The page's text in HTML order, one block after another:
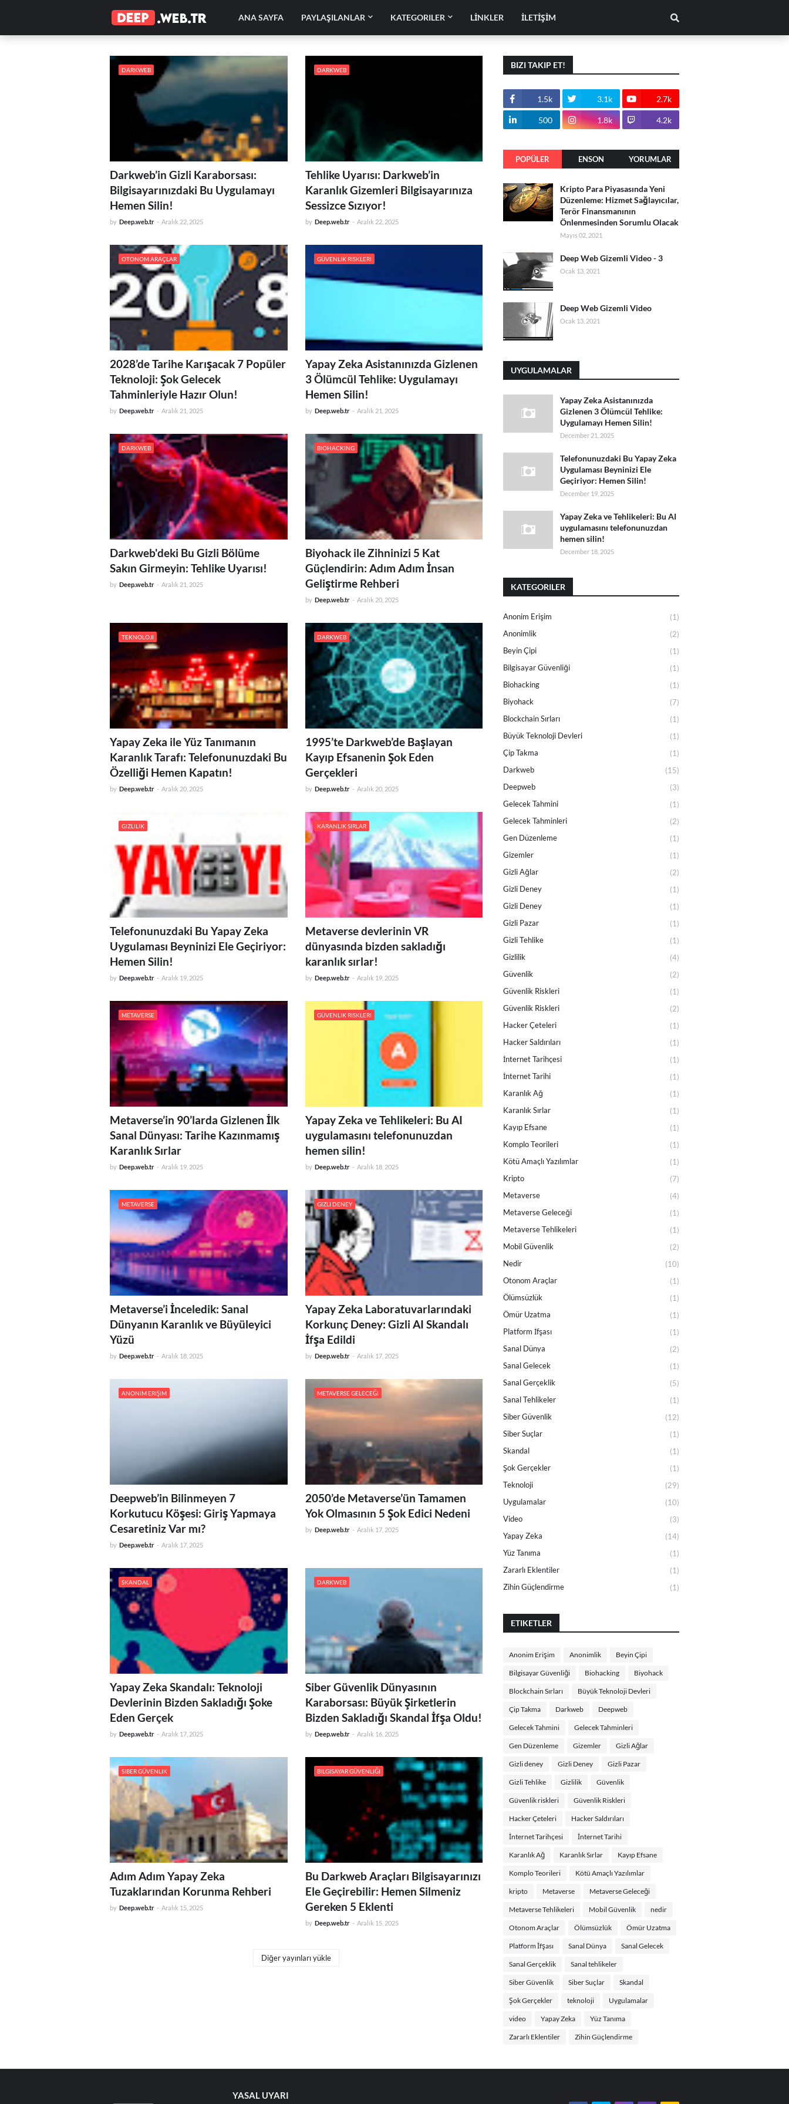
ANA SAYFA PAYLAŞILANLAR KATEGORILER LİNKLER İLETİŞİM
DARKWEB
Darkweb’in Gizli Karaborsası:
Bilgisayarınızdaki Bu Uygulamayı
Hemen Silin!
by Deep.web.tr - Aralık 22, 2025
DARKWEB
Tehlike Uyarısı: Darkweb’in
Karanlık Gizemleri Bilgisayarınıza
Sessizce Sızıyor!
by Deep.web.tr - Aralık 22, 2025
OTONOM ARAÇLAR
2028’de Tarihe Karışacak 7 Popüler
Teknoloji: Şok Gelecek
Tahminleriyle Hazır Olun!
by Deep.web.tr - Aralık 21, 2025
GÜVENLIK RISKLERI
Yapay Zeka Asistanınızda Gizlenen
3 Ölümcül Tehlike: Uygulamayı
Hemen Silin!
by Deep.web.tr - Aralık 21, 2025
DARKWEB
Darkweb'deki Bu Gizli Bölüme
Sakın Girmeyin: Tehlike Uyarısı!
by Deep.web.tr - Aralık 21, 2025
BIOHACKING
Biyohack ile Zihninizi 5 Kat
Güçlendirin: Adım Adım İnsan
Geliştirme Rehberi
by Deep.web.tr - Aralık 20, 2025
TEKNOLOJI
Yapay Zeka ile Yüz Tanımanın
Karanlık Tarafı: Telefonunuzdaki Bu
Özelliği Hemen Kapatın!
by Deep.web.tr - Aralık 20, 2025
DARKWEB
1995’te Darkweb’de Başlayan
Kayıp Efsanenin Şok Eden
Gerçekleri
by Deep.web.tr - Aralık 20, 2025
GIZLILIK
Telefonunuzdaki Bu Yapay Zeka
Uygulaması Beyninizi Ele Geçiriyor:
Hemen Silin!
by Deep.web.tr - Aralık 19, 2025
KARANLIK SIRLAR
Metaverse devlerinin VR
dünyasında bizden sakladığı
karanlık sırlar!
by Deep.web.tr - Aralık 19, 2025
METAVERSE
Metaverse’in 90’larda Gizlenen İlk
Sanal Dünyası: Tarihe Kazınmamış
Karanlık Sırlar
by Deep.web.tr - Aralık 19, 2025
GÜVENLIK RISKLERI
Yapay Zeka ve Tehlikeleri: Bu AI
uygulamasını telefonunuzdan
hemen silin!
by Deep.web.tr - Aralık 18, 2025
METAVERSE
Metaverse’i İnceledik: Sanal
Dünyanın Karanlık ve Büyüleyici
Yüzü
by Deep.web.tr - Aralık 18, 2025
GIZLI DENEY
Yapay Zeka Laboratuvarlarındaki
Korkunç Deney: Gizli AI Skandalı
İfşa Edildi
by Deep.web.tr - Aralık 17, 2025
ANONIM ERIŞIM
Deepweb’in Bilinmeyen 7
Korkutucu Köşesi: Giriş Yapmaya
Cesaretiniz Var mı?
by Deep.web.tr - Aralık 17, 2025
METAVERSE GELECEĞI
2050’de Metaverse’ün Tamamen
Yok Olmasının 5 Şok Edici Nedeni
by Deep.web.tr - Aralık 17, 2025
SKANDAL
Yapay Zeka Skandalı: Teknoloji
Devlerinin Bizden Sakladığı Şoke
Eden Gerçek
by Deep.web.tr - Aralık 17, 2025
DARKWEB
Siber Güvenlik Dünyasının
Karaborsası: Büyük Şirketlerin
Bizden Sakladığı Skandal İfşa Oldu!
by Deep.web.tr - Aralık 16, 2025
SIBER GÜVENLIK
Adım Adım Yapay Zeka
Tuzaklarından Korunma Rehberi
by Deep.web.tr - Aralık 15, 2025
BILGISAYAR GÜVENLIĞI
Bu Darkweb Araçları Bilgisayarınızı
Ele Geçirebilir: Hemen Silmeniz
Gereken 5 Eklenti
by Deep.web.tr - Aralık 15, 2025
Diğer yayınları yükle
BIZI TAKIP ET!
1.5k 3.1k 2.7k
500 1.8k 4.2k
POPÜLER ENSON
R
YORUMLAR
Kripto Para Piyasasında Yeni
Düzenleme: Hizmet Sağlayıcılar,
Terör Finansmanının
Önlenmesinden Sorumlu Olacak
Mayıs 02, 2021
Deep Web Gizemli Video - 3
Ocak 13, 2021
Deep Web Gizemli Video
Ocak 13, 2021
UYGULAMALAR
Yapay Zeka Asistanınızda
Gizlenen 3 Ölümcül Tehlike:
Uygulamayı Hemen Silin!
December 21, 2025
Telefonunuzdaki Bu Yapay Zeka
Uygulaması Beyninizi Ele
Geçiriyor: Hemen Silin!
December 19, 2025
Yapay Zeka ve Tehlikeleri: Bu AI
uygulamasını telefonunuzdan
hemen silin!
December 18, 2025
KATEGORILER
Anonim Erişim
(1)
Anonimlik
(2)
Beyin Çipi
(1)
Bilgisayar Güvenliği
(1)
Biohacking
(1)
Biyohack
(7)
Blockchain Sırları
(1)
Büyük Teknoloji Devleri
(1)
Çip Takma
(1)
Darkweb
(15)
Deepweb
(3)
Gelecek Tahmini
(1)
Gelecek Tahminleri
(2)
Gen Düzenleme
(1)
Gizemler
(1)
Gizli Ağlar
(2)
Gizli Deney
(1)
Gizli Deney
(1)
Gizli Pazar
(1)
Gizli Tehlike
(1)
Gizlilik
(4)
Güvenlik
(2)
Güvenlik Riskleri
(1)
Güvenlik Riskleri
(2)
Hacker Çeteleri
(1)
Hacker Saldırıları
(1)
İnternet Tarihçesi
(1)
İnternet Tarihi
(1)
Karanlık Ağ
(1)
Karanlık Sırlar
(1)
Kayıp Efsane
(1)
Komplo Teorileri
(1)
Kötü Amaçlı Yazılımlar
(1)
Kripto
(7)
Metaverse
(4)
Metaverse Geleceği
(1)
Metaverse Tehlikeleri
(1)
Mobil Güvenlik
(2)
Nedir
(10)
Otonom Araçlar
(1)
Ölümsüzlük
(1)
Ömür Uzatma
(1)
Platform İfşası
(1)
Sanal Dünya
(2)
Sanal Gelecek
(1)
Sanal Gerçeklik
(5)
Sanal Tehlikeler
(1)
Siber Güvenlik
(12)
Siber Suçlar
(1)
Skandal
(1)
Şok Gerçekler
(1)
Teknoloji
(29)
Uygulamalar
(10)
Video
(3)
Yapay Zeka
(14)
Yüz Tanıma
(1)
Zararlı Eklentiler
(1)
Zihin Güçlendirme
(1)
ETIKETLER
Anonim Erişim Anonimlik Beyin Çipi
Bilgisayar Güvenliği Biohacking Biyohack
Blockchain Sırları Büyük Teknoloji Devleri
Çip Takma Darkweb Deepweb
Gelecek Tahmini Gelecek Tahminleri
Gen Düzenleme Gizemler Gizli Ağlar
Gizli deney Gizli Deney Gizli Pazar
Gizli Tehlike Gizlilik Güvenlik
Güvenlik riskleri Güvenlik Riskleri
Hacker Çeteleri Hacker Saldırıları
İnternet Tarihçesi İnternet Tarihi
Karanlık Ağ Karanlık Sırlar Kayıp Efsane
Komplo Teorileri Kötü Amaçlı Yazılımlar
kripto Metaverse Metaverse Geleceği
Metaverse Tehlikeleri Mobil Güvenlik nedir
Otonom Araçlar Ölümsüzlük Ömür Uzatma
Platform İfşası Sanal Dünya Sanal Gelecek
Sanal Gerçeklik Sanal tehlikeler
Siber Güvenlik Siber Suçlar Skandal
Şok Gerçekler teknoloji Uygulamalar
video Yapay Zeka Yüz Tanıma
Zararlı Eklentiler Zihin Güçlendirme
YASAL UYARI